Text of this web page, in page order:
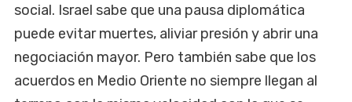
social. Israel sabe que una pausa diplomática
puede evitar muertes, aliviar presión y abrir una
negociación mayor. Pero también sabe que los
acuerdos en Medio Oriente no siempre llegan al